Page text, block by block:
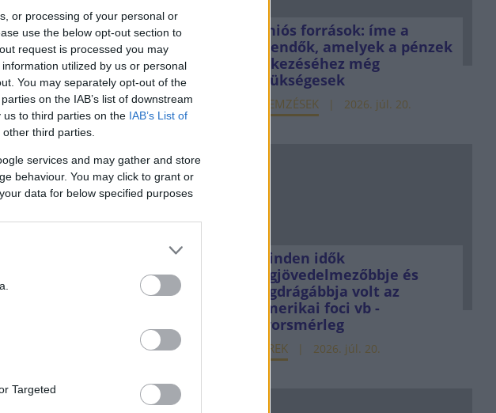
or processing of your personal or
use the below opt-out section to
request is processed you may
utilized by us or personal
You may separately opt-out of the
on the IAB’s list of downstream
to third parties on the IAB’s List of
third parties.
services and may gather and store
behaviour. You may click to grant or
data for below specified purposes
Targeted
Uniós források: íme a
teendők, amelyek a pénzek
érkezéséhez még
szükségesek
ELEMZÉSEK 2026. júl. 20.
Minden idők
legjövedelmezőbbje és
legdrágábbja volt az
amerikai foci vb -
gyorsmérleg
HÍREK 2026. júl. 20.